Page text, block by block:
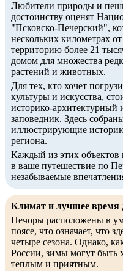
Любители природы и
достоинству оценят
"Псковско-Печерский",
нескольких километрах
территорию более 21
домом для множества
растений и животных.
Для тех, кто хочет
культуры и искусства,
историко-архитектурный
заповедник. Здесь
иллюстрирующие
региона.
Каждый из этих объектов
в ваше путешествие по
незабываемые
Климат и лучшее время
Печоры расположены в
поясе, что означает, что
четыре сезона. Однако,
России, зимы могут быть
теплым и приятным.